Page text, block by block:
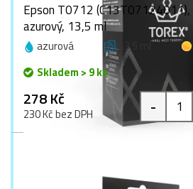
Epson T0712 (C13T07124011),
azurový, 13,5 ml
azurová 13,5 ml
Skladem > 9 ks
278 Kč
230 Kč bez DPH -